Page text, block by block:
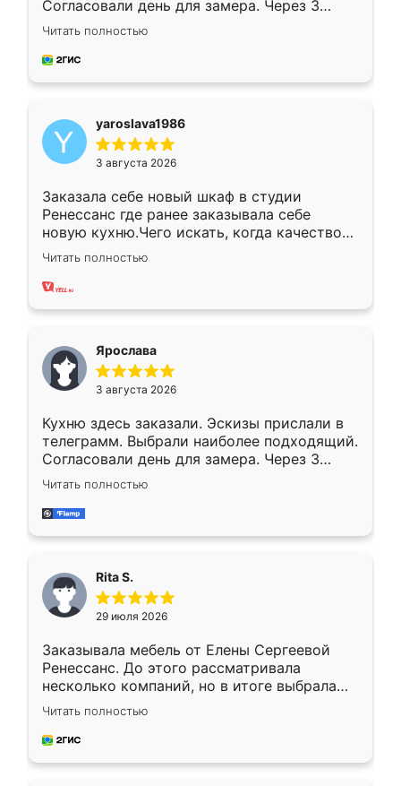
Согласовали день для замера. Через 3
недели кухня была уже готова. Остались
довольны работой. Спасибо Ренессанс
мебель за качественную работу!
Читать полностью
yaroslava1986
3 августа 2026
Заказала себе новый шкаф в студии
Ренессанс где ранее заказывала себе
новую кухню.Чего искать, когда качеством
вполне довольна. Служит кухня уже почти
два года, нареканий нет.
Читать полностью
Ярослава
3 августа 2026
Кухню здесь заказали. Эскизы прислали в
телеграмм. Выбрали наиболее подходящий.
Согласовали день для замера. Через 3
недели кухня была уже готова. Остались
довольны работой. Спасибо Ренессанс
мебель за качественную работу!
Читать полностью
Rita S.
29 июля 2026
Заказывала мебель от Елены Сергеевой
Ренессанс. До этого рассматривала
несколько компаний, но в итоге выбрала
эту. Сначала обговорили условия, потом
приехал замерщик, всё спокойно объяснил
и снял размеры. Изготовили в срок, с
Читать полностью